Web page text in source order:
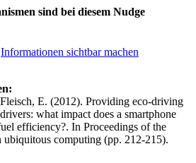
sind bei diesem Nudge
Informationen sichtbar machen
E. (2012). Providing eco-driving
what impact does a smartphone
efficiency?. In Proceedings of the
computing (pp. 212-215).